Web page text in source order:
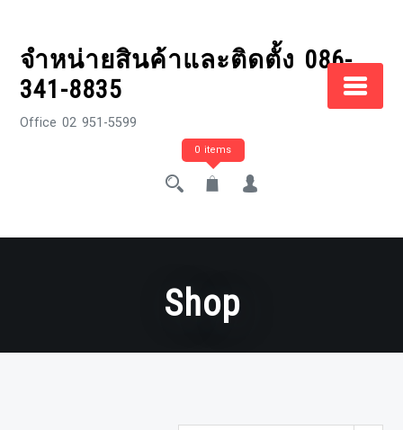
contentจำหน่ายสินค้าและติดตั้ง 086-
341-8835
Office 02 951-5599
0 items
Shop